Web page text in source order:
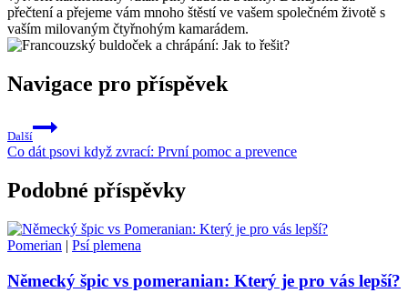
přečtení a přejeme vám mnoho štěstí ve vašem společném životě s
vaším milovaným čtyřnohým kamarádem.
Navigace pro příspěvek
Další
Co dát psovi když zvrací: První pomoc a prevence
Podobné příspěvky
Pomerian | Psí plemena
Německý špic vs pomeranian: Který je pro vás lepší?